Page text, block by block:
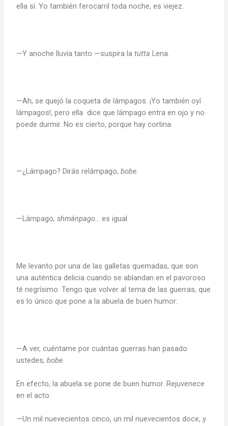
ella sí. Yo también ferocarril toda noche, es viejez.
—Y anoche lluvía tanto —suspira latuttaLena.
—Ah, se quejó la coqueta de lámpagos. ¡Yo también oyí
lámpagos!, pero ella dice que lámpago entra en ojo y no
poede durmir. No es cierto, porque hay cortina.
—¿Lámpago? Dirás relámpago,bobe.
—Lámpago, shmánpago… es igual.
Me levanto por una de las galletas quemadas, que son
una auténtica delicia cuando se ablandan en el pavoroso
té negrísimo. Tengo que volver al tema de las guerras, que
es lo único que pone a la abuela de buen humor:
—A ver, cuéntame por cuántas guerras han pasado
ustedes, bobe
En efecto, la abuela se pone de buen humor. Rejuvenece
en el acto:
—Un mil nuevecientos cinco, un mil nuevecientos doce, y